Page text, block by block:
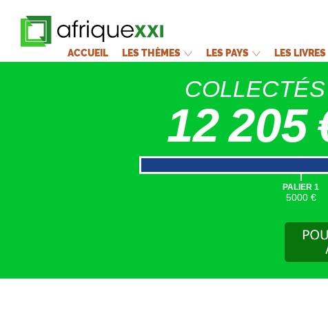
ACCUEIL LES THÈMES LES PAYS LES LIVRES
COLLECTÉS
12 205
|
PALIER 1
5000 €